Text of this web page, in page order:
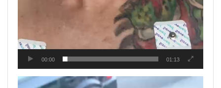
00:00 01:13
Tocador